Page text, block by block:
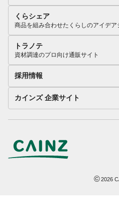
くらシェア
商品を組み合わせたくらしのアイデア
トラノテ
資材調達のプロ向け通販サイト
採用情報
カインズ 企業サイト
©2026